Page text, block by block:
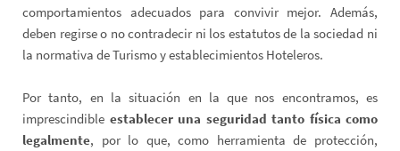
comportamientos adecuados para convivir mejor. Además,
deben regirse o no contradecir ni los estatutos de la sociedad ni
la normativa de Turismo y establecimientos Hoteleros.
Por tanto, en la situación en la que nos encontramos, es
imprescindible establecer una seguridad tanto física como
legalmente, por lo que, como herramienta de protección,